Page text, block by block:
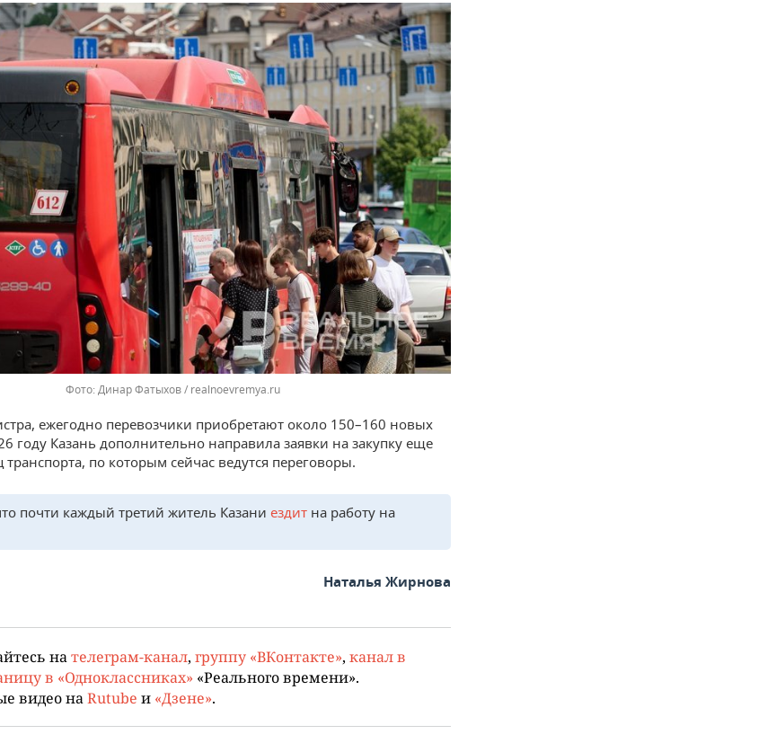
Динар Фатыхов / realnoevremya.ru
ежегодно перевозчики приобретают около 150–160 новых
году Казань дополнительно направила заявки на закупку еще
по которым сейчас ведутся переговоры.
почти каждый третий житель Казани ездит на работу на
Наталья Жирнова
на телеграм-канал, группу «ВКонтакте», канал в
в «Одноклассниках» «Реального времени».
видео на Rutube и «Дзене».